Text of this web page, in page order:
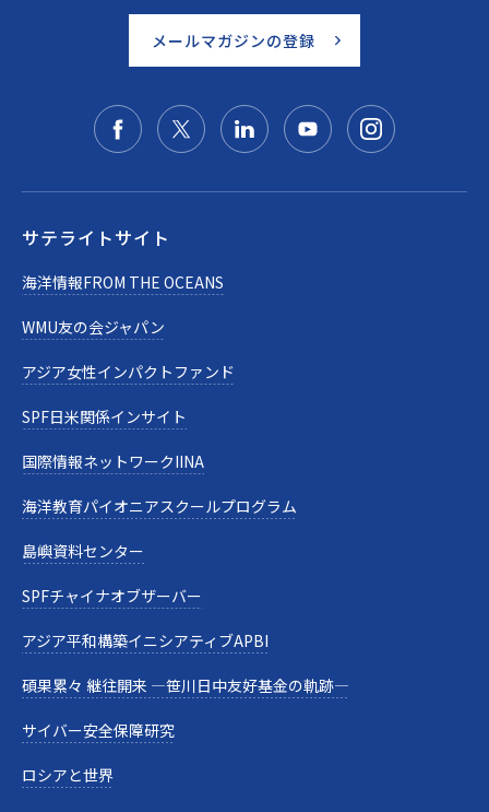
メールマガジンの登録
サテライトサイト
海洋情報FROM THE OCEANS
WMU友の会ジャパン
アジア女性インパクトファンド
SPF日米関係インサイト
国際情報ネットワークIINA
海洋教育パイオニアスクールプログラム
島嶼資料センター
SPFチャイナオブザーバー
アジア平和構築イニシアティブAPBI
碩果累々 継往開来 —笹川日中友好基金の軌跡—
サイバー安全保障研究
ロシアと世界